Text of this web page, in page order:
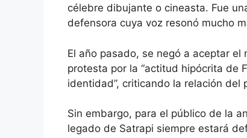
célebre dibujante o cineasta. Fue
defensora cuya voz resonó mucho
El año pasado, se negó a aceptar
protesta por la “actitud hipócrita de
identidad”, criticando la relación del
Sin embargo, para el público de la
legado de Satrapi siempre estará